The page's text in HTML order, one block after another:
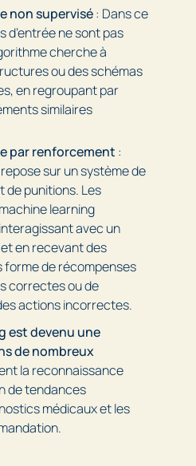
non supervisé: Dans ce
d’entrée ne sont pas
cherche à
ou des schémas
en regroupant par
similaires
par renforcement :
sur un système de
de punitions. Les
learning
avec un
en recevant des
forme de récompenses
correctes ou de
actions incorrectes.
est devenu une
de nombreux
la reconnaissance
de tendances
médicaux et les